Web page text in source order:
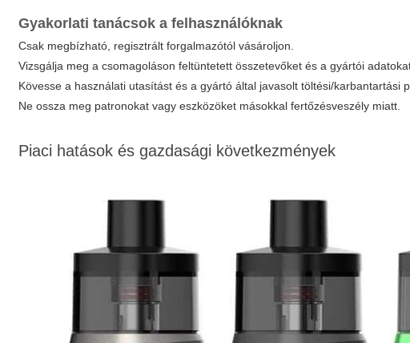
Gyakorlati tanácsok a felhasználóknak
Csak megbízható, regisztrált forgalmazótól vásároljon.
Vizsgálja meg a csomagoláson feltüntetett összetevőket és a gyártói
Kövesse a használati utasítást és a gyártó által javasolt töltési/karbantartási
Ne ossza meg patronokat vagy eszközöket másokkal fertőzésveszély miatt.
Piaci hatások és gazdasági következmények